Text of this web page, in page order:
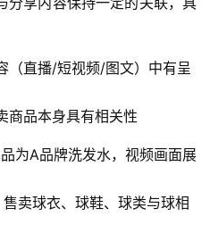
（直播/短视频/图文）中有呈
商品本身具有相关性
为A品牌洗发水，视频画面展
卖球衣、球鞋、球类与球相